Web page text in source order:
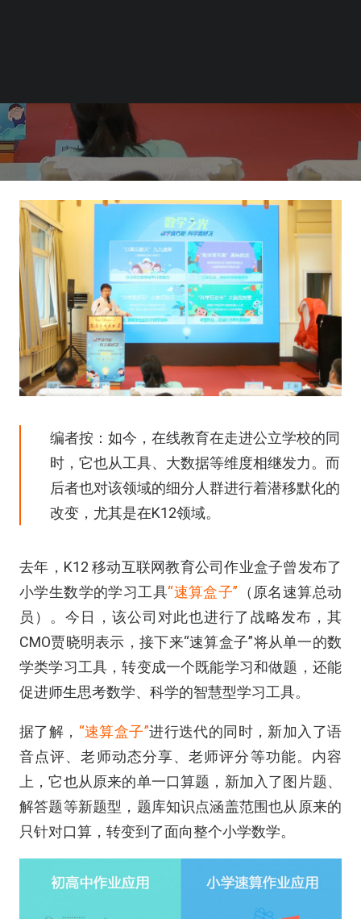
编者按：如今，在线教育在走进公立学校的同
时，它也从工具、大数据等维度相继发力。而
后者也对该领域的细分人群进行着潜移默化的
改变，尤其是在K12领域。
去年，K12 移动互联网教育公司作业盒子曾发布了
小学生数学的学习工具“速算盒子” （原名速算总动
员）。今日，该公司对此也进行了战略发布，其
CMO贾晓明表示，接下来“速算盒子”将从单一的数
学类学习工具，转变成一个既能学习和做题，还能
促进师生思考数学、科学的智慧型学习工具。
据了解， “速算盒子”进行迭代的同时，新加入了语
音点评、老师动态分享、老师评分等功能。内容
上，它也从原来的单一口算题，新加入了图片题、
解答题等新题型，题库知识点涵盖范围也从原来的
只针对口算，转变到了面向整个小学数学。